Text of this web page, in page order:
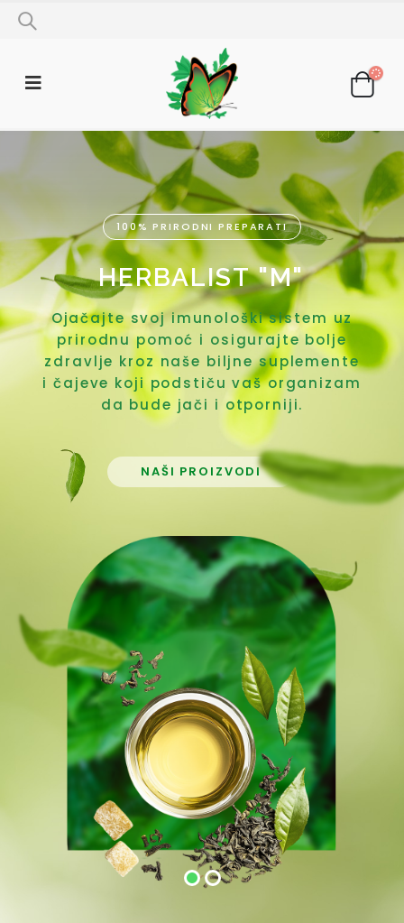
HERBALIST "M"
Ojačajte svoj imunološki sistem uz
prirodnu pomoć i osigurajte bolje
zdravlje kroz naše biljne suplemente
i čajeve koji podstiču vaš organizam
da bude jači i otporniji.
100% PRIRODNI PREPARATI
NAŠI PROIZVODI